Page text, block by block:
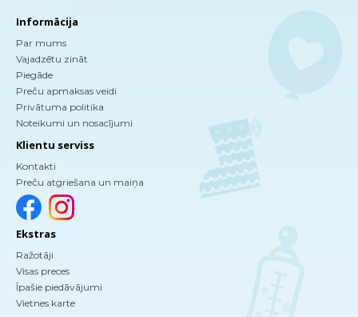
Informācija
Par mums
Vajadzētu zināt
Piegāde
Preču apmaksas veidi
Privātuma politika
Noteikumi un nosacījumi
Klientu serviss
Kontakti
Preču atgriešana un maiņa
Ekstras
Ražotāji
Visas preces
Īpašie piedāvājumi
Vietnes karte